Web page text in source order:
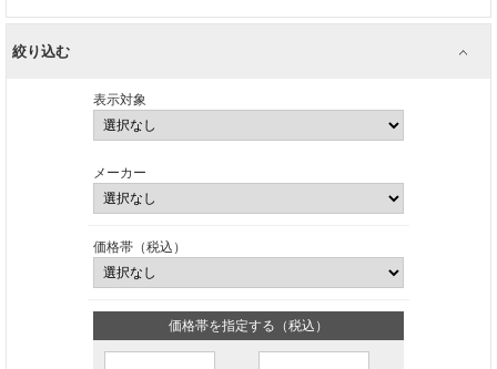
絞り込む
表示対象
メーカー
価格帯（税込）
価格帯を指定する（税込）